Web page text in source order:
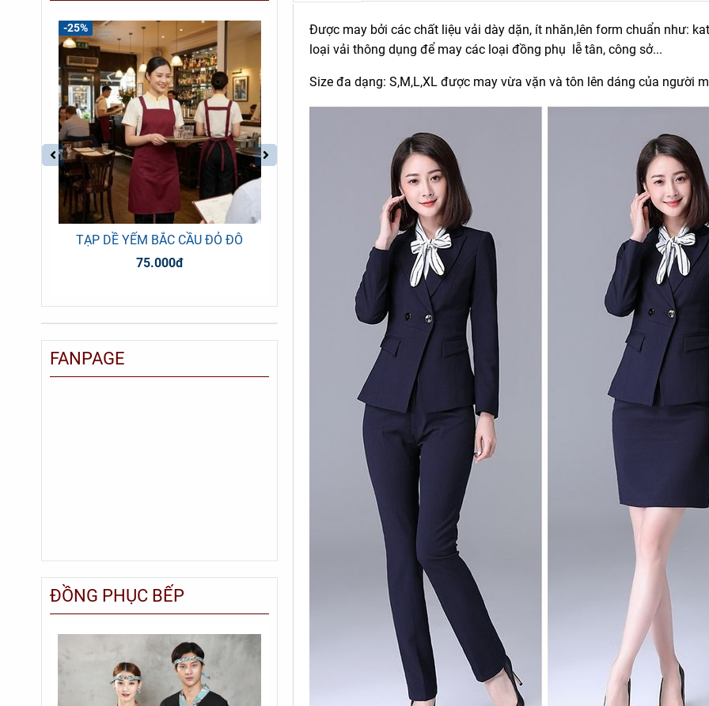
Được may bởi các chất liệu vải dày dặn, ít nhăn,lên form chuẩn như:
loại vải thông dụng để may các loại đồng phụ lễ tân, công sở...
Size đa dạng: S,M,L,XL được may vừa vặn và tôn lên dáng của người
TẠP DỀ YẾM BẮC CẦU ĐỎ ĐÔ
75.000đ
-25%
TẠP DỀ CỘT NGANG MÀU NÂU
55.000đ
-31%
TẠP DỀ NILON XANH LÁ
55.000đ
-31%
FANPAGE
ĐỒNG PHỤC BẾP